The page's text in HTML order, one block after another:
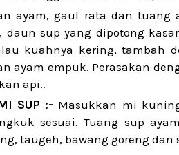
ayam, gaul rata dan tuang
daun sup yang dipotong
kuahnya kering, tambah
ayam empuk. Perasakan
api..
SUP :- Masukkan mi
sesuai. Tuang sup
taugeh, bawang goreng